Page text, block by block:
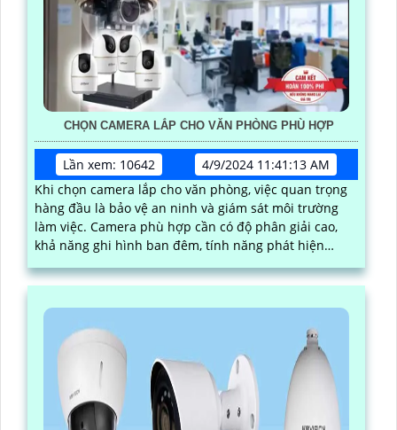
CHỌN CAMERA LẮP CHO VĂN PHÒNG PHÙ HỢP
Lần xem: 10642
4/9/2024 11:41:13 AM
Khi chọn camera lắp cho văn phòng, việc quan trọng
hàng đầu là bảo vệ an ninh và giám sát môi trường
làm việc. Camera phù hợp cần có độ phân giải cao,
khả năng ghi hình ban đêm, tính năng phát hiện
chuyển động và kết nối mạng ổn định